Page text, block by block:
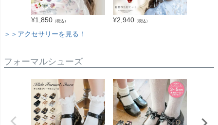
¥1,850 （税込） ¥2,940 （税込）
＞＞アクセサリーを見る！
フォーマルシューズ